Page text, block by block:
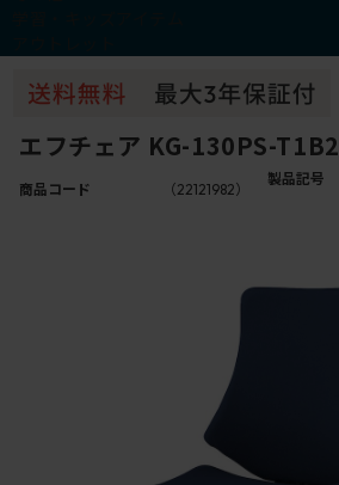
エフチェア KG-130PS-T1B2
商品コード （22121982）
製品記号